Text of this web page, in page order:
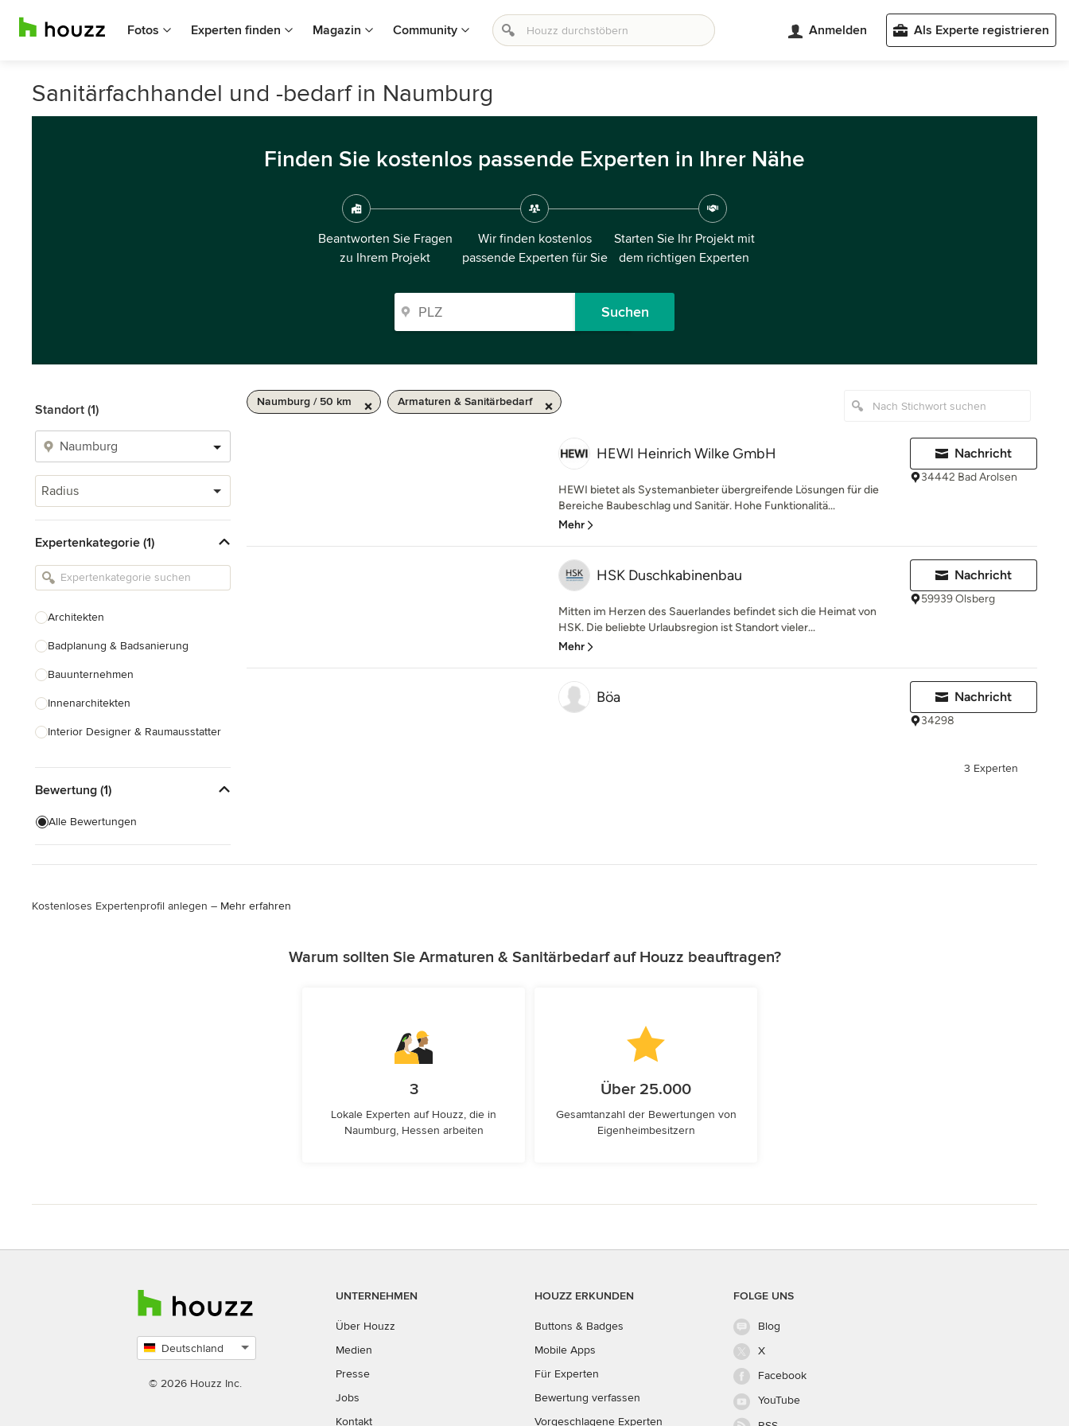
Fotos Experten finden Magazin Community Anmelden Als Experte registrieren
Sanitärfachhandel und -bedarf in Naumburg
Finden Sie kostenlos passende Experten in Ihrer Nähe
Beantworten Sie Fragen
zu Ihrem Projekt
Wir finden kostenlos
passende Experten für Sie
Starten Sie Ihr Projekt mit
dem richtigen Experten
Suchen
Standort (1)
Radius
Expertenkategorie (1)
Architekten
Badplanung & Badsanierung
Bauunternehmen
Innenarchitekten
Interior Designer & Raumausstatter
Landschaftsarchitekten
Armaturen & Sanitärbedarf
Beleuchtung
Alle anzeigen
Bewertung (1)
Alle Bewertungen
Naumburg / 50 km Armaturen & Sanitärbedarf
HEWI Heinrich Wilke GmbH
HEWI bietet als Systemanbieter übergreifende Lösungen für die
Bereiche Baubeschlag und Sanitär. Hohe Funktionalitä...
Mehr
Nachricht
34442 Bad Arolsen
HSK Duschkabinenbau
Mitten im Herzen des Sauerlandes befindet sich die Heimat von
HSK. Die beliebte Urlaubsregion ist Standort vieler...
Mehr
Nachricht
59939 Olsberg
Böa Nachricht
34298
3 Experten
Kostenloses Expertenprofil anlegen – Mehr erfahren
Warum sollten Sie Armaturen & Sanitärbedarf auf Houzz beauftragen?
3
Lokale Experten auf Houzz, die in
Naumburg, Hessen arbeiten
Über 25.000
Gesamtanzahl der Bewertungen von
Eigenheimbesitzern
Deutschland
auswählen
© 2026 Houzz Inc.
UNTERNEHMEN
Über Houzz
Medien
Presse
Jobs
Kontakt
HOUZZ ERKUNDEN
Buttons & Badges
Mobile Apps
Für Experten
Bewertung verfassen
Vorgeschlagene Experten
FOLGE UNS
Blog
X
Facebook
YouTube